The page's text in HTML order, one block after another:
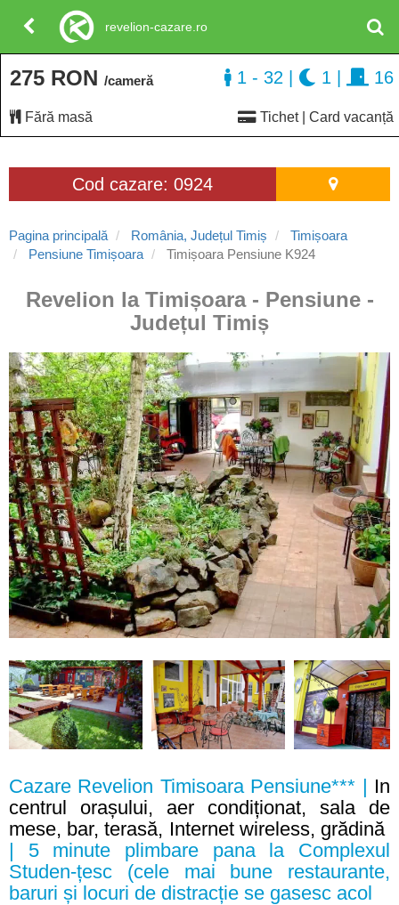
Cod cazare: 0924
Pagina principală România, Județul Timiș
Timișoara
Pensiune Timișoara
Timișoara Pensiune K924
Revelion la Timișoara - Pensiune -
Județul Timiș
Cazare Revelion Timisoara Pensiune*** | In
centrul orașului, aer condiționat, sala de
mese, bar, terasă, Internet wireless, grădină
| 5 minute plimbare pana la Complexul
Studen-țesc (cele mai bune restaurante,
baruri și locuri de distracție se gasesc acol
275 RON /cameră
Fără masă Tichet | Card vacanță
1 - 32 1 16
revelion-cazare.ro